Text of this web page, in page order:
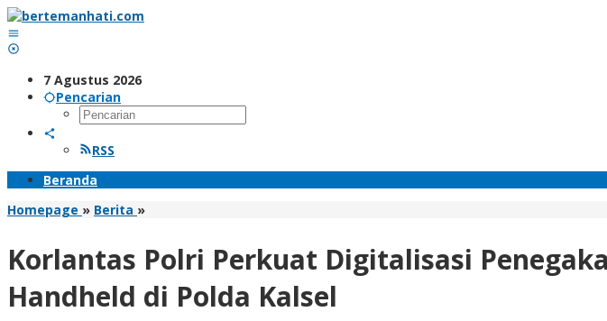
Lewati
ke
konten
7 Agustus 2026
Pencarian
RSS
Beranda
Homepage » Berita »Korlantas
Digitalisasi
Hukum
Lalu
Korlantas Polri Perkuat Digitalisasi
Handheld di Polda Kalsel